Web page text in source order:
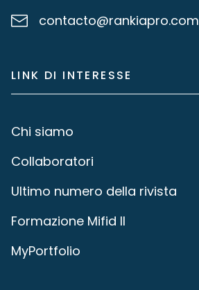
contacto@rankiapro.com
LINK DI INTERESSE
Chi siamo
Collaboratori
Ultimo numero della rivista
Formazione Mifid II
MyPortfolio